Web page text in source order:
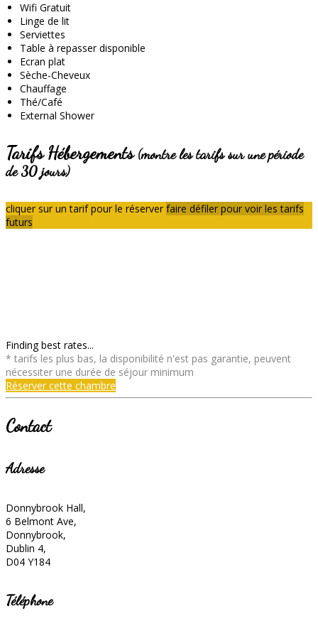
Wifi Gratuit
Linge de lit
Serviettes
Table à repasser disponible
Ecran plat
Sèche-Cheveux
Chauffage
Thé/Café
External Shower
Tarifs Hébergements (montre les tarifs sur une période
de 30 jours)
cliquer sur un tarif pour le réserver faire défiler pour voir les tarifs
futurs
Finding best rates...
* tarifs les plus bas, la disponibilité n'est pas garantie, peuvent
nécessiter une durée de séjour minimum
Réserver cette chambre
Contact
Adresse
Donnybrook Hall,
6 Belmont Ave,
Donnybrook,
Dublin 4,
D04 Y184
Téléphone